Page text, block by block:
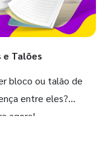
Talões
bloco ou talão de
entre eles?
agora!